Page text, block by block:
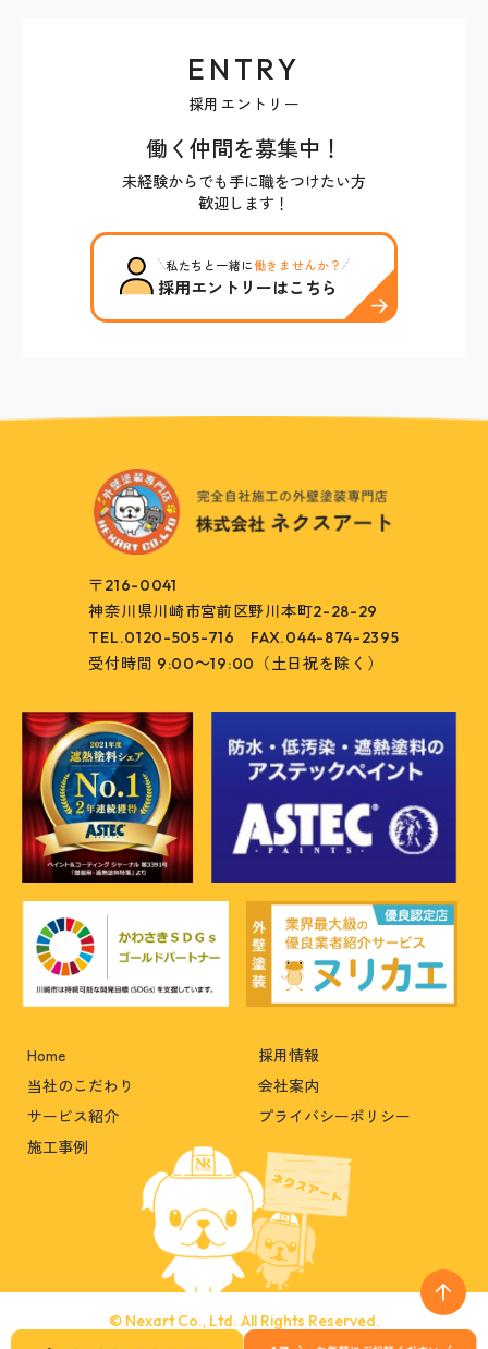
ENTRY
採用エントリー
働く仲間を募集中！
未経験からでも手に職をつけたい方
歓迎します！
私たちと一緒に働きませんか？
採用エントリーはこちら
〒216-0041
神奈川県川崎市宮前区野川本町2-28-29
TEL.0120-505-716 FAX.044-874-2395
受付時間 9:00～19:00（土日祝を除く）
Home
採用情報
当社のこだわり
会社案内
サービス紹介
プライバシーポリシー
施工事例
© Nexart Co., Ltd. All Rights Reserved.